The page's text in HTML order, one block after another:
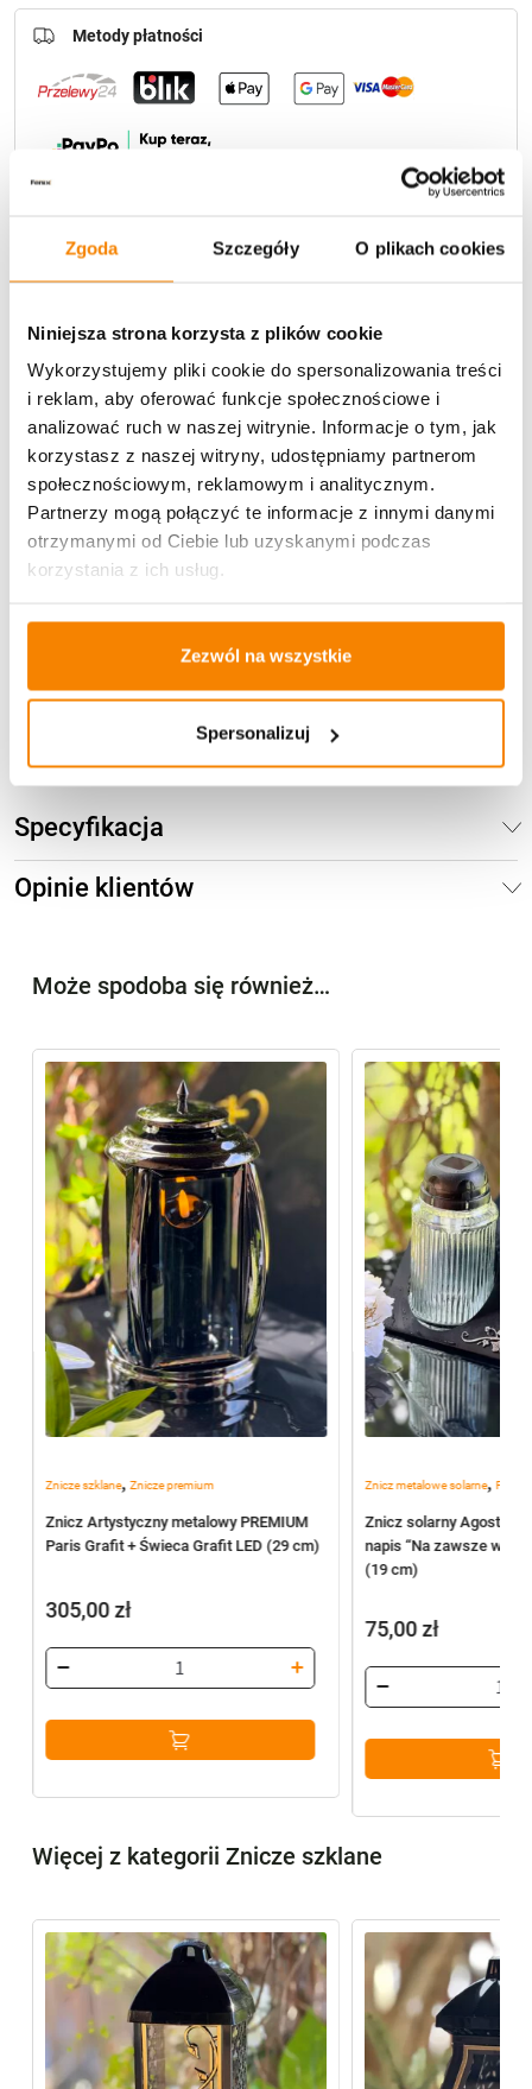
Zgoda Szczegóły O plikach cookies
Niniejsza strona korzysta z plików cookie
Wykorzystujemy pliki cookie do spersonalizowania treści
i reklam, aby oferować funkcje społecznościowe i
analizować ruch w naszej witrynie. Informacje o tym, jak
korzystasz z naszej witryny, udostępniamy partnerom
społecznościowym, reklamowym i analitycznym.
Partnerzy mogą połączyć te informacje z innymi danymi
otrzymanymi od Ciebie lub uzyskanymi podczas
korzystania z ich usług.
Zezwól na wszystkie
Spersonalizuj
Potrzebujesz większą ilość? Zapraszamy do naszej
Metody płatności
Polecamy:
Wkład solarny do znicza 1/24/WSC Biały
14,99zł
Brak
Brak
Specyfikacja
Opinie klientów
Może spodoba się również…
Znicze szklane, Znicze premium
Znicz Artystyczny metalowy PREMIUM
Paris Grafit + Świeca Grafit LED (29 cm)
305,00zł
Znicz metalowe solarne,
Znicz solarny Agostino
napis “Na zawsze w
(19 cm)
75,00zł
Więcej z kategorii Znicze szklane